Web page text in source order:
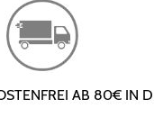
AB 80€ IN